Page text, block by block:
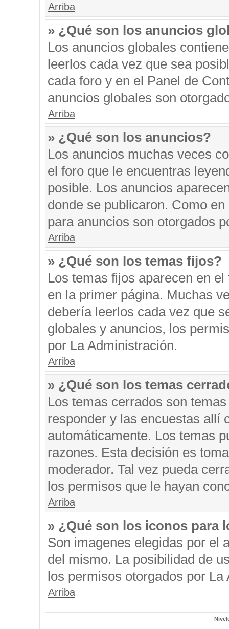
Arriba
» ¿Qué son los anuncios
Los anuncios globales
leerlos cada vez que sea
cada foro y en el Panel de
anuncios globales son
Arriba
» ¿Qué son los anuncios?
Los anuncios muchas veces
el foro que le encuentras
posible. Los anuncios
donde se publicaron. Como
para anuncios son otorgados
Arriba
» ¿Qué son los temas fijos?
Los temas fijos aparecen en
en la primer página. Muchas
debería leerlos cada vez que
globales y anuncios, los
por La Administración.
Arriba
» ¿Qué son los temas
Los temas cerrados son
responder y las encuestas allí
automáticamente. Los temas
razones. Esta decisión es
moderador. Tal vez pueda
los permisos que le hayan
Arriba
» ¿Qué son los iconos para
Son imagenes elegidas por el
del mismo. La posibilidad de
los permisos otorgados por La
Arriba